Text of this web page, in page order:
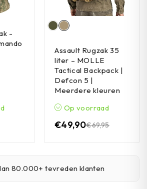
-
Assault Rugzak 35
liter – MOLLE
Tactical Backpack |
Defcon 5 |
Meerdere kleuren
Op voorraad
€69,95
€49,90
80.000+ tevreden klanten